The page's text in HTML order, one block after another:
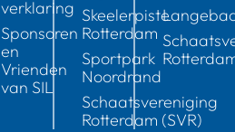
Skeelerpiste
Rotterdam
Sportpark
Noordrand
Schaatsvereniging
Rotterdam (SVR)
verklaring
Sponsoren
en
Vrienden
van SIL